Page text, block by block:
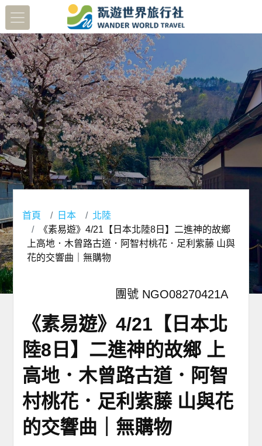
首頁 日本
北陸
《素易遊》4/21【日本北陸8日】二進神的故鄉
上高地．木曾路古道．阿智村桃花．足利紫藤 山與
花的交響曲｜無購物
團號 NGO08270421A
《素易遊》4/21【日本北
陸8日】二進神的故鄉 上
高地．木曾路古道．阿智
村桃花．足利紫藤 山與花
的交響曲｜無購物